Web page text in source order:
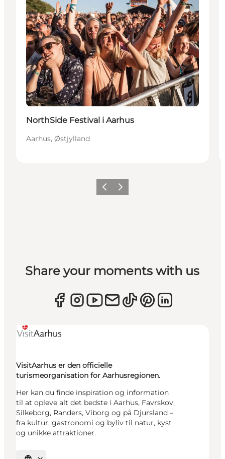
NorthSide Festival i Aarhus
Aarhus, Østjylland
ForrigeNæste
Share your moments with us
VisitAarhus er den officielle
turismeorganisation for Aarhusregionen.
Her kan du finde inspiration og information
til at opleve alt det bedste i Aarhus, Favrskov,
Silkeborg, Randers, Viborg og på Djursland –
fra kultur, gastronomi og byliv til natur, kyst
og unikke attraktioner.